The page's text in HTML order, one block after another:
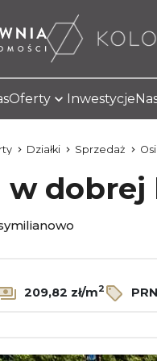
Oferty Inwestycje
Działki Sprzedaż
w
209,82 zł/m2